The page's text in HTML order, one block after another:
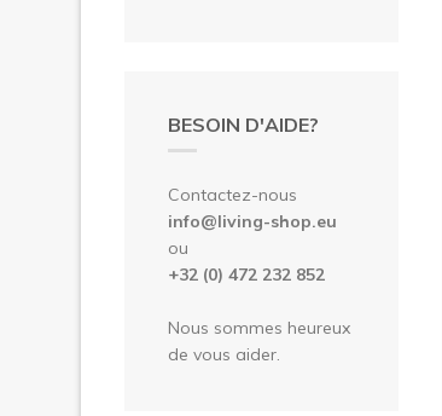
BESOIN D'AIDE?
Contactez-nous
info@living-shop.eu
ou
+32 (0) 472 232 852
Nous sommes heureux
de vous aider.